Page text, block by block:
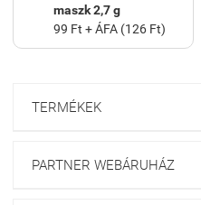
maszk 2,7 g
99 Ft + ÁFA (126 Ft)
TERMÉKEK
PARTNER WEBÁRUHÁZ